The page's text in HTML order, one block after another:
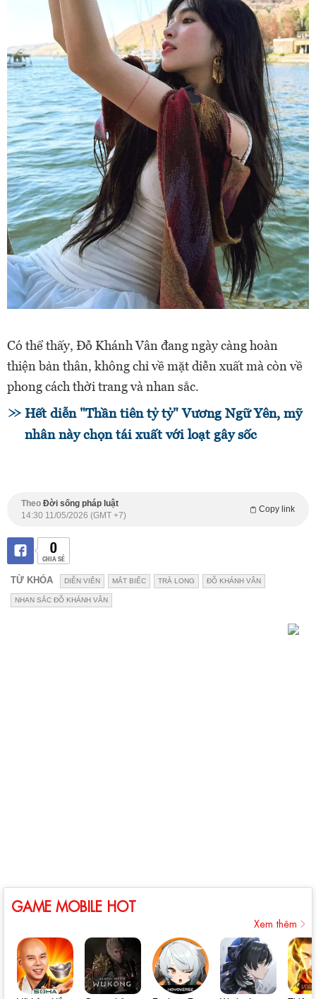
Có thể thấy, Đỗ Khánh Vân đang ngày càng hoàn
thiện bản thân, không chỉ về mặt diễn xuất mà còn về
phong cách thời trang và nhan sắc.
Hết diễn "Thần tiên tỷ tỷ" Vương Ngữ Yên, mỹ
nhân này chọn tái xuất với loạt gây sốc
Theo Đời sống pháp luật
Copy link
14:30 11/05/2026 (GMT +7)
0
CHIA SẺ
TỪ KHÓA DIỄN VIÊN MẮT BIẾC TRÀ LONG ĐỖ KHÁNH VÂN
NHAN SẮC ĐỖ KHÁNH VÂN
GAME MOBILE HOT
Xem thêm